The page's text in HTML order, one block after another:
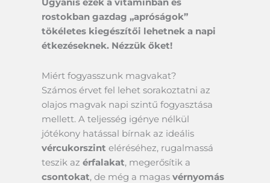
Ugyanis ezek a vitaminban és
rostokban gazdag „apróságok”
tökéletes kiegészítői lehetnek a napi
étkezéseknek. Nézzük őket!
Miért fogyasszunk magvakat?
Számos érvet fel lehet sorakoztatni az
olajos magvak napi szintű fogyasztása
mellett. A teljesség igénye nélkül
jótékony hatással bírnak az ideális
vércukorszint eléréséhez, rugalmassá
teszik az érfalakat, megerősítik a
csontokat, de még a magas vérnyomás